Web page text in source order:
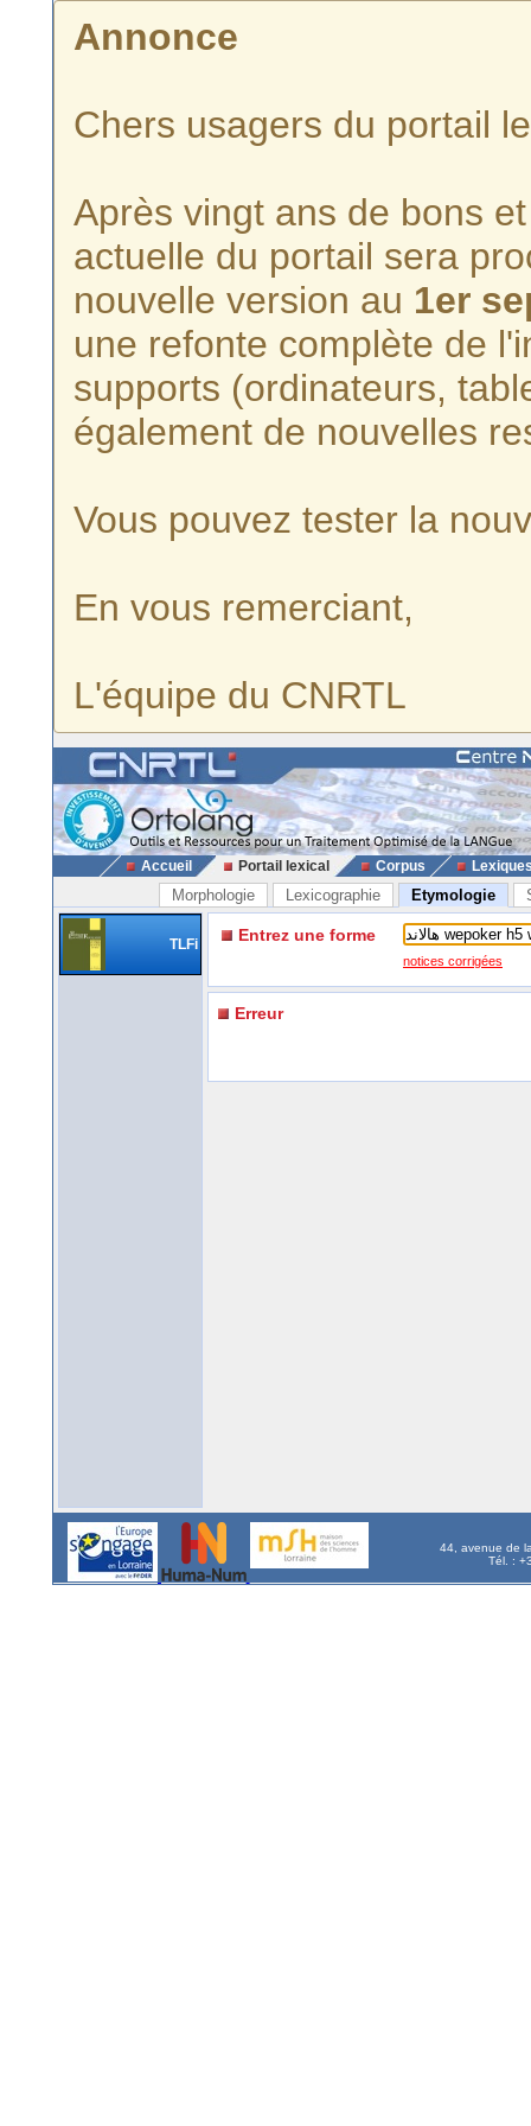
Annonce
Chers usagers du portail
Après vingt ans de bons
actuelle du portail sera
nouvelle version au 1er
une refonte complète de
supports (ordinateurs,
également de nouvelles
Vous pouvez tester la
En vous remerciant,
L'équipe du CNRTL
Accueil Portail lexical Corpus
Morphologie Lexicographie Etymologie
TLFi Entrez une forme
notices corrigées
Erreur
44, avenue de
Tél. :